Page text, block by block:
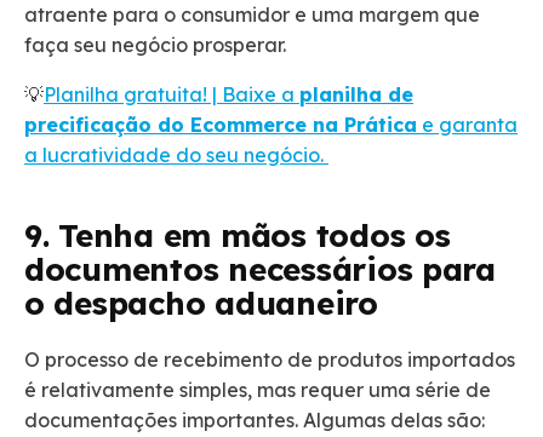
atraente para o consumidor e uma margem que
faça seu negócio prosperar.
💡Planilha gratuita! | Baixe a planilha de
precificação do Ecommerce na Prática e garanta
a lucratividade do seu negócio.
9. Tenha em mãos todos os
documentos necessários para
o despacho aduaneiro
O processo de recebimento de produtos importados
é relativamente simples, mas requer uma série de
documentações importantes. Algumas delas são: